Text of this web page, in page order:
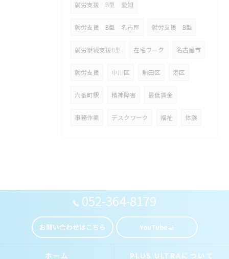
就労支援 B型 愛知
就労支援 B型 名古屋 就労支援 B型
就労継続支援B型 在宅ワーク 名古屋市
就労支援 中川区 熱田区 港区
六番町駅 精神障害 最低賃金
事務作業 デスクワーク 福祉 体験
052-364-8179
お問い合わせはこちら YouTube
ホーム PLUS ULTRAについて